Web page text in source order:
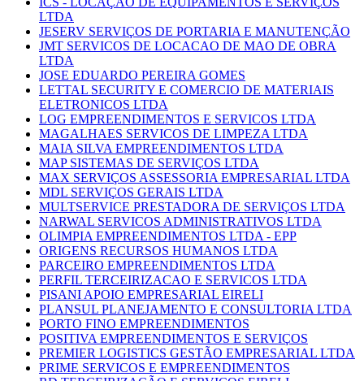
LTDA
JESERV SERVIÇOS DE PORTARIA E MANUTENÇÃO
JMT SERVICOS DE LOCACAO DE MAO DE OBRA
LTDA
JOSE EDUARDO PEREIRA GOMES
LETTAL SECURITY E COMERCIO DE MATERIAIS
ELETRONICOS LTDA
LOG EMPREENDIMENTOS E SERVICOS LTDA
MAGALHAES SERVICOS DE LIMPEZA LTDA
MAIA SILVA EMPREENDIMENTOS LTDA
MAP SISTEMAS DE SERVIÇOS LTDA
MAX SERVIÇOS ASSESSORIA EMPRESARIAL LTDA
MDL SERVIÇOS GERAIS LTDA
MULTSERVICE PRESTADORA DE SERVIÇOS LTDA
NARWAL SERVICOS ADMINISTRATIVOS LTDA
OLIMPIA EMPREENDIMENTOS LTDA - EPP
ORIGENS RECURSOS HUMANOS LTDA
PARCEIRO EMPREENDIMENTOS LTDA
PERFIL TERCEIRIZACAO E SERVICOS LTDA
PISANI APOIO EMPRESARIAL EIRELI
PLANSUL PLANEJAMENTO E CONSULTORIA LTDA
PORTO FINO EMPREENDIMENTOS
POSITIVA EMPREENDIMENTOS E SERVIÇOS
PREMIER LOGISTICS GESTÃO EMPRESARIAL LTDA
PRIME SERVICOS E EMPREENDIMENTOS